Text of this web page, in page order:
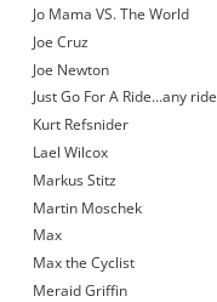
Jo Mama VS. The World
Joe Cruz
Joe Newton
Just Go For A Ride…any ride
Kurt Refsnider
Lael Wilcox
Markus Stitz
Martin Moschek
Max
Max the Cyclist
Meraid Griffin